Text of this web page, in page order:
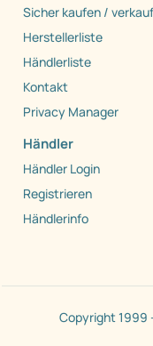
Sicher kaufen /
Herstellerliste
Händlerliste
Kontakt
Privacy Manager
Händler
Händler Login
Registrieren
Händlerinfo
Copyright 1999